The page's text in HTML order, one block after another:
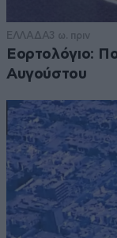
ΕΛΛΑΔΑ3 ω. πριν
Εορτολόγιο:
Αυγούστου